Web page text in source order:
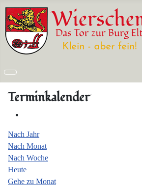
Terminkalender
Nach Jahr
Nach Monat
Nach Woche
Heute
Gehe zu Monat